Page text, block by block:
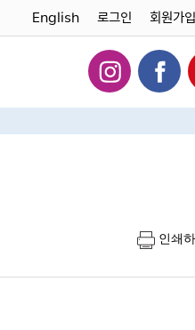
English 로그인 회원가입
인쇄